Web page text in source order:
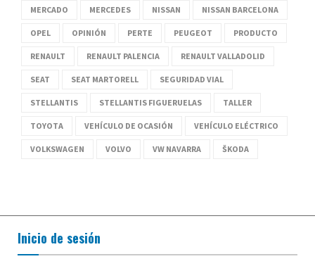
MERCADO MERCEDES NISSAN NISSAN BARCELONA
OPEL OPINIÓN PERTE PEUGEOT PRODUCTO
RENAULT RENAULT PALENCIA RENAULT VALLADOLID
SEAT SEAT MARTORELL SEGURIDAD VIAL
STELLANTIS STELLANTIS FIGUERUELAS TALLER
TOYOTA VEHÍCULO DE OCASIÓN VEHÍCULO ELÉCTRICO
VOLKSWAGEN VOLVO VW NAVARRA ŠKODA
Inicio de sesión